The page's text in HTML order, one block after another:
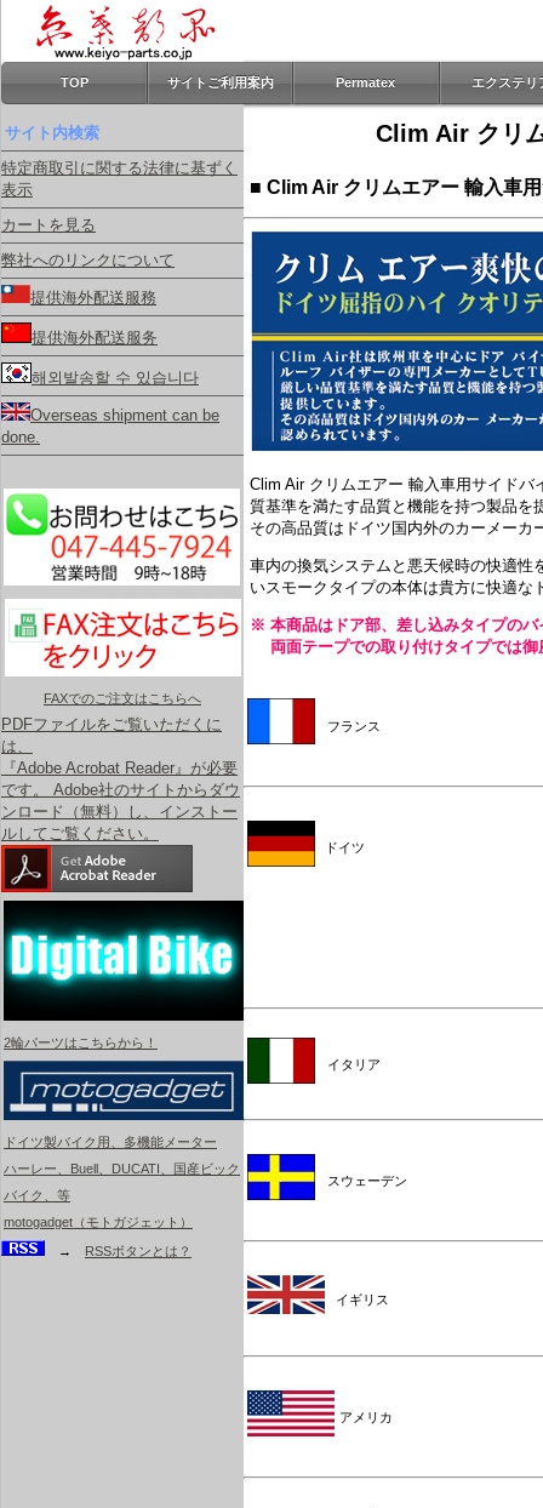
TOP サイトご利用案内 Permatex エクステリ
サイト内検索
特定商取引に関する法律に基ずく
表示
カートを見る
弊社へのリンクについて
提供海外配送服務
提供海外配送服务
해외발송할 수 있습니다
Overseas shipment can be
done.
FAXでのご注文はこちらへ
PDFファイルをご覧いただくに
は、
『Adobe Acrobat Reader』が必要
です。 Adobe社のサイトからダウ
ンロード（無料）し、インストー
ルしてご覧ください。
2輪パーツはこちらから！
ドイツ製バイク用、多機能メーター
ハーレー、Buell、DUCATI、国産ビック
バイク、等
motogadget（モトガジェット）
→ RSSボタンとは？
Clim Air クリ
■ Clim Air クリムエアー 輸入車
Clim Air クリムエアー 輸入車用サイド
質基準を満たす品質と機能を持つ製品を
その高品質はドイツ国内外のカーメーカ
車内の換気システムと悪天候時の快適性
いスモークタイプの本体は貴方に快適な
※ 本商品はドア部、差し込みタイプのバ
両面テープでの取り付けタイプでは御
フランス
ドイツ
イタリア
スウェーデン
イギリス
アメリカ